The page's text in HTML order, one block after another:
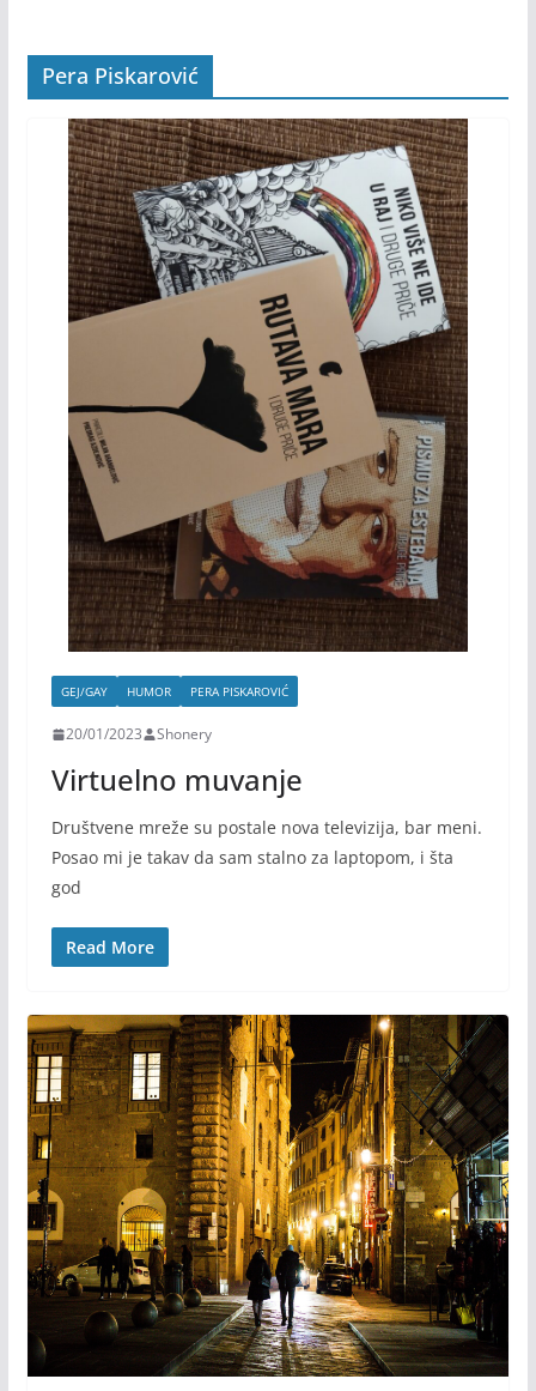
Pera Piskarović
GEJ/GAY HUMOR PERA PISKAROVIĆ
20/01/2023 Shonery
Virtuelno muvanje
Društvene mreže su postale nova televizija, bar meni.
Posao mi je takav da sam stalno za laptopom, i šta
god
Read More